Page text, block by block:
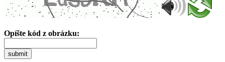
Opíšte kód z obrázku:
submit